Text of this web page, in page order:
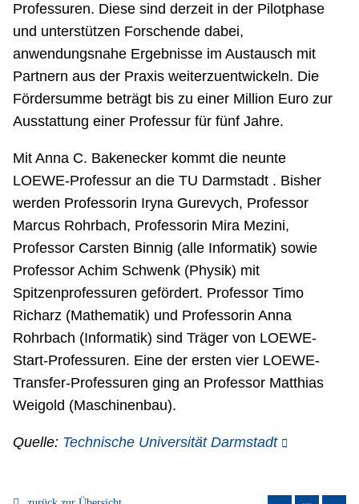
Professuren. Diese sind derzeit in der Pilotphase
und unterstützen Forschende dabei,
anwendungsnahe Ergebnisse im Austausch mit
Partnern aus der Praxis weiterzuentwickeln. Die
Fördersumme beträgt bis zu einer Million Euro zur
Ausstattung einer Professur für fünf Jahre.
Mit Anna C. Bakenecker kommt die neunte
LOEWE-Professur an die TU Darmstadt . Bisher
werden Professorin Iryna Gurevych, Professor
Marcus Rohrbach, Professorin Mira Mezini,
Professor Carsten Binnig (alle Informatik) sowie
Professor Achim Schwenk (Physik) mit
Spitzenprofessuren gefördert. Professor Timo
Richarz (Mathematik) und Professorin Anna
Rohrbach (Informatik) sind Träger von LOEWE-
Start-Professuren. Eine der ersten vier LOEWE-
Transfer-Professuren ging an Professor Matthias
Weigold (Maschinenbau).
Quelle: Technische Universität Darmstadt